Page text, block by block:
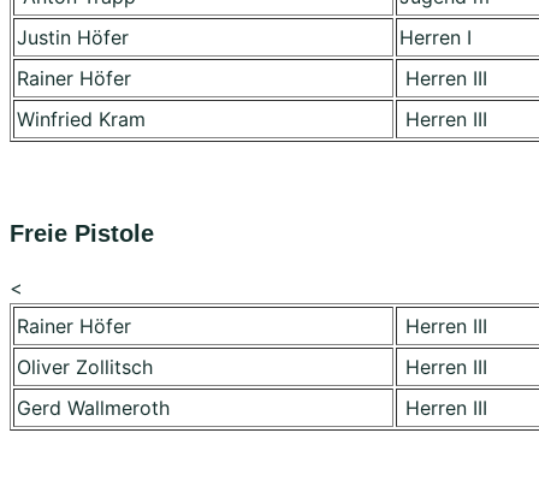
Justin Höfer
Herren I
Rainer Höfer
Herren III
Winfried Kram
Herren III
Freie Pistole
<
Rainer Höfer
Herren III
Oliver Zollitsch
Herren III
Gerd Wallmeroth
Herren III